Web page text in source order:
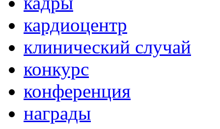
кардиоцентр
клинический случай
конкурс
конференция
награды